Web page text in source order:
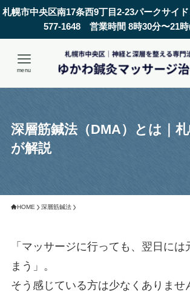
札幌市中央区南17条西9丁目2-23パークサイ
577-1648 営業時間 8時30分〜21時(
menu
深層筋鍼法（DMA）とは｜
が解説
HOME 深層筋鍼法
「マッサージに行っても、翌日には
まう」。
そう感じている方は少なくありませ